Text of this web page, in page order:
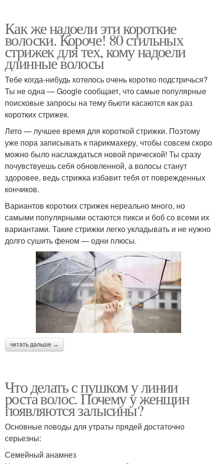
Как же надоели эти короткие
волоски. Короче! 80 стильных
стрижек для тех, кому надоели
длинные волосы
Тебе когда-нибудь хотелось очень коротко подстричься?
Ты не одна — Google сообщает, что самые популярные
поисковые запросы на тему бьюти касаются как раз
коротких стрижек.
Лето — лучшее время для короткой стрижки. Поэтому
уже пора записывать к парикмахеру, чтобы совсем скоро
можно было наслаждаться новой прической! Ты сразу
почувствуешь себя обновленной, а волосы станут
здоровее, ведь стрижка избавит тебя от поврежденных
кончиков.
Вариантов коротких стрижек нереально много, но
самыми популярными остаются пикси и боб со всеми их
вариантами. Такие стрижки легко укладывать и не нужно
долго сушить феном — одни плюсы.
читать дальше →
Что делать с пушком у линии
роста волос. Почему у женщин
появляются залысины?
Основные поводы для утраты прядей достаточно
серьезны:
Семейный анамнез